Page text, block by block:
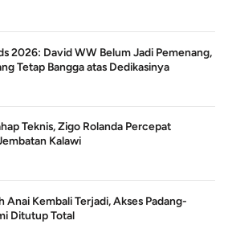
2026: David WW Belum Jadi Pemenang,
Tetap Bangga atas Dedikasinya
Teknis, Zigo Rolanda Percepat
Kalawi
Anai Kembali Terjadi, Akses Padang-
Ditutup Total